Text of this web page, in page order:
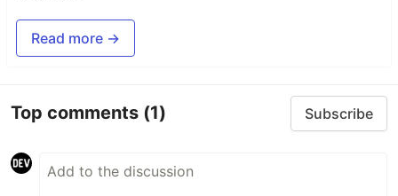
Read more →
Top comments (1) Subscribe